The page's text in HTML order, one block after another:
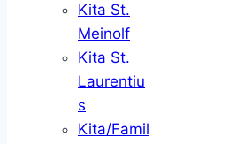
Kita St.
Meinolf
Kita St.
Laurentiu
s
Kita/Famil